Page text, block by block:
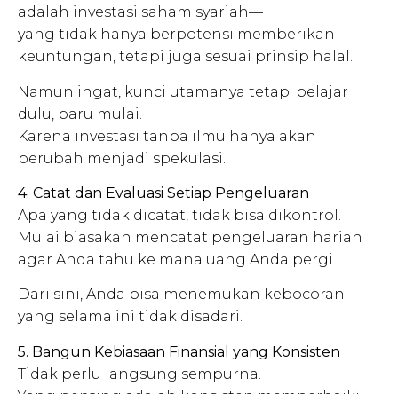
adalah investasi saham syariah—
yang tidak hanya berpotensi memberikan
keuntungan, tetapi juga sesuai prinsip halal.
Namun ingat, kunci utamanya tetap: belajar
dulu, baru mulai.
Karena investasi tanpa ilmu hanya akan
berubah menjadi spekulasi.
4. Catat dan Evaluasi Setiap Pengeluaran
Apa yang tidak dicatat, tidak bisa dikontrol.
Mulai biasakan mencatat pengeluaran harian
agar Anda tahu ke mana uang Anda pergi.
Dari sini, Anda bisa menemukan kebocoran
yang selama ini tidak disadari.
5. Bangun Kebiasaan Finansial yang Konsisten
Tidak perlu langsung sempurna.